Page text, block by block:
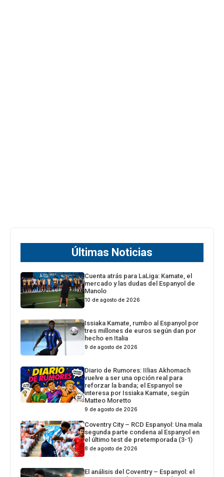
Últimas Noticias
Cuenta atrás para LaLiga: Kamate, el
mercado y las dudas del Espanyol de
Manolo
10 de agosto de 2026
Issiaka Kamate, rumbo al Espanyol por
tres millones de euros según dan por
hecho en Italia
9 de agosto de 2026
Diario de Rumores: IIlias Akhomach
vuelve a ser una opción real para
reforzar la banda; el Espanyol se
interesa por Issiaka Kamate, según
Matteo Moretto
9 de agosto de 2026
Coventry City – RCD Espanyol: Una mala
segunda parte condena al Espanyol en
el último test de pretemporada (3-1)
8 de agosto de 2026
El análisis del Coventry – Espanyol: el